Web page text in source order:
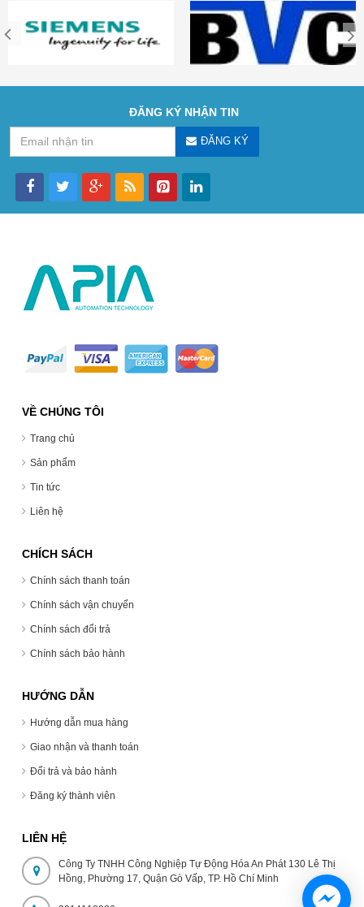
ĐĂNG KÝ NHẬN TIN
ĐĂNG KÝ
VỀ CHÚNG TÔI
Trang chủ
Sản phẩm
Tin tức
Liên hệ
CHÍCH SÁCH
Chính sách thanh toán
Chính sách vận chuyển
Chính sách đổi trả
Chính sách bảo hành
HƯỚNG DẪN
Hướng dẫn mua hàng
Giao nhận và thanh toán
Đổi trả và bảo hành
Đăng ký thành viên
LIÊN HỆ
Công Ty TNHH Công Nghiệp Tự Động Hóa An Phát 130 Lê Thị
Hồng, Phường 17, Quận Gò Vấp, TP. Hồ Chí Minh